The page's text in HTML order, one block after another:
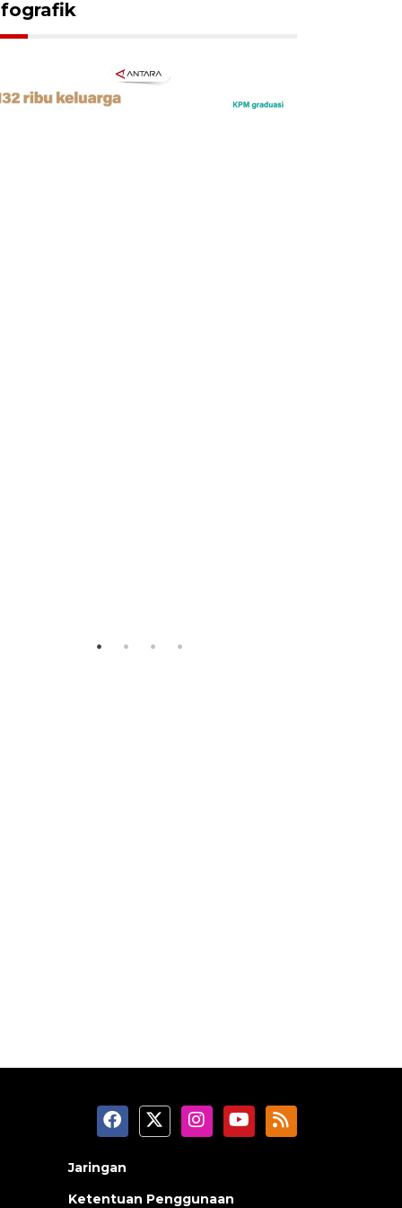
Jaringan
Ketentuan Penggunaan